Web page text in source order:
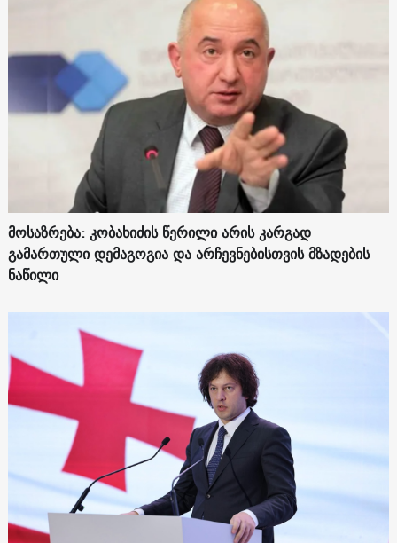
მოსაზრება: კობახიძის წერილი არის კარგად
გამართული დემაგოგია და არჩევნებისთვის მზადების
ნაწილი